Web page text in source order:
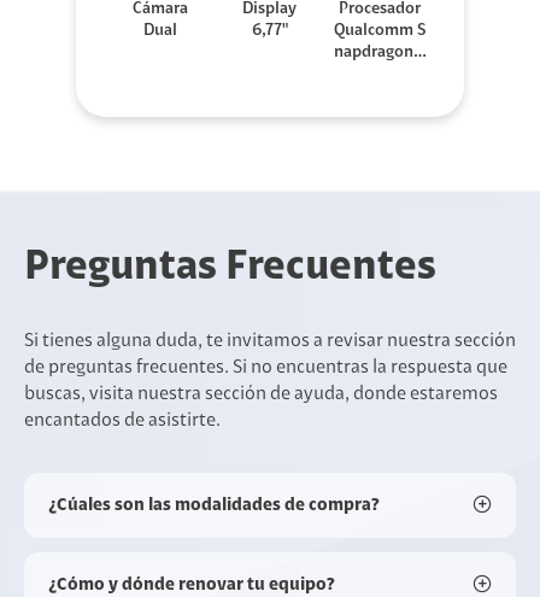
Cámara
Dual
Display
6,77"
Procesador
Qualcomm S
napdragon 7
Preguntas Frecuentes
Si tienes alguna duda, te invitamos a revisar nuestra sección
de preguntas frecuentes. Si no encuentras la respuesta que
buscas, visita nuestra sección de ayuda, donde estaremos
encantados de asistirte.
¿Cúales son las modalidades de compra?
¿Cómo y dónde renovar tu equipo?